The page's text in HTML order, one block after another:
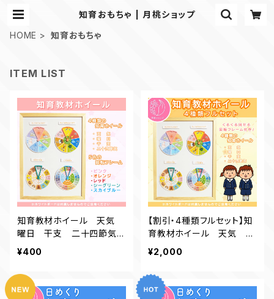
知育おもちゃ | 月桃ショップ
HOME
知育おもちゃ
ITEM LIST
知育教材ホイール 天気
曜日 干支 二十四節気
保育教材 知育
¥400
【割引・4種類フルセット】知
育教材ホイール 天気 曜
日 干支 二十四節気 保
育教材 知育
¥2,000